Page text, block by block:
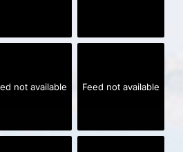
not available Feed not available